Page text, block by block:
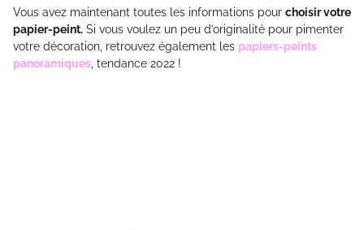
Vous avez maintenant toutes les informations pour choisir votre
papier-peint. Si vous voulez un peu d’originalité pour pimenter
votre décoration, retrouvez également les papiers-peints
panoramiques, tendance 2022 !